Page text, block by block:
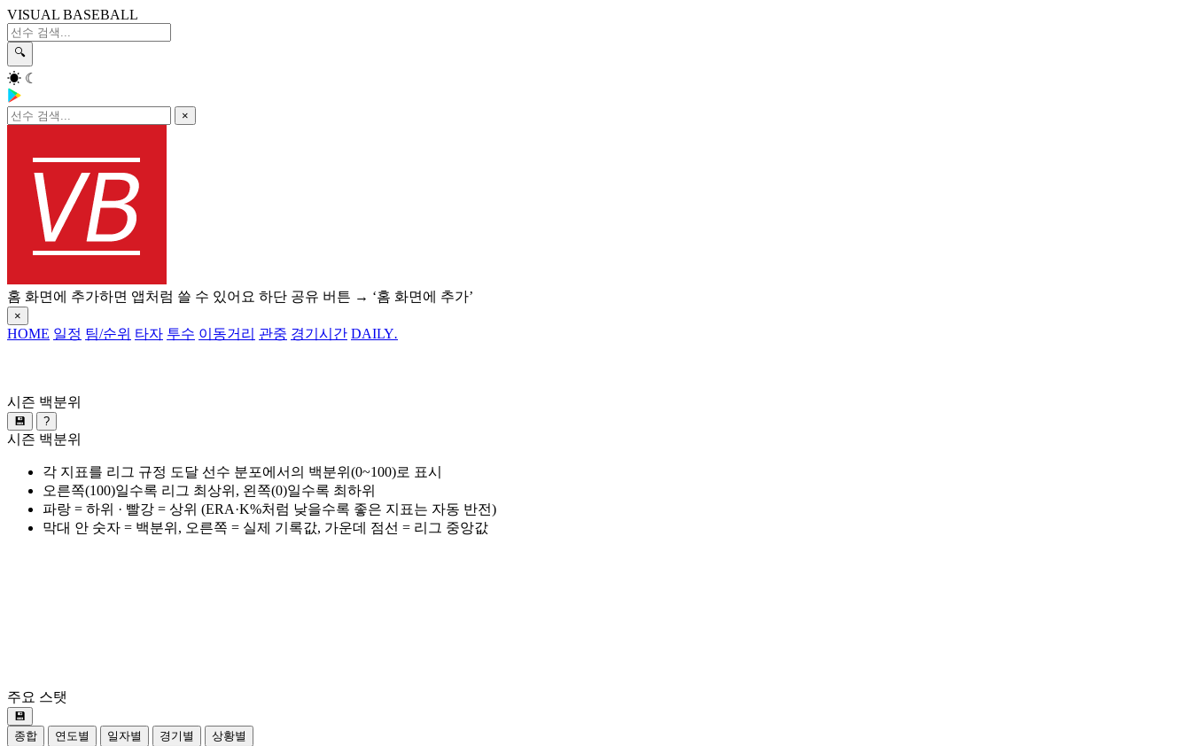
VISUAL BASEBALL
🔍
☀ ☾
×
홈 화면에 추가하면 앱처럼 쓸 수 있어요 하단 공유 버튼 → ‘홈 화면에 추가’
×
HOME 일정 팀/순위 타자 투수 이동거리 관중 경기시간 DAILY.
시즌 백분위
💾 ?
시즌 백분위
각 지표를 리그 규정 도달 선수 분포에서의 백분위(0~100)로 표시
오른쪽(100)일수록 리그 최상위, 왼쪽(0)일수록 최하위
파랑 = 하위 · 빨강 = 상위 (ERA·K%처럼 낮을수록 좋은 지표는 자동 반전)
막대 안 숫자 = 백분위, 오른쪽 = 실제 기록값, 가운데 점선 = 리그 중앙값
주요 스탯
💾
종합
연도별 일자별 경기별 상황별